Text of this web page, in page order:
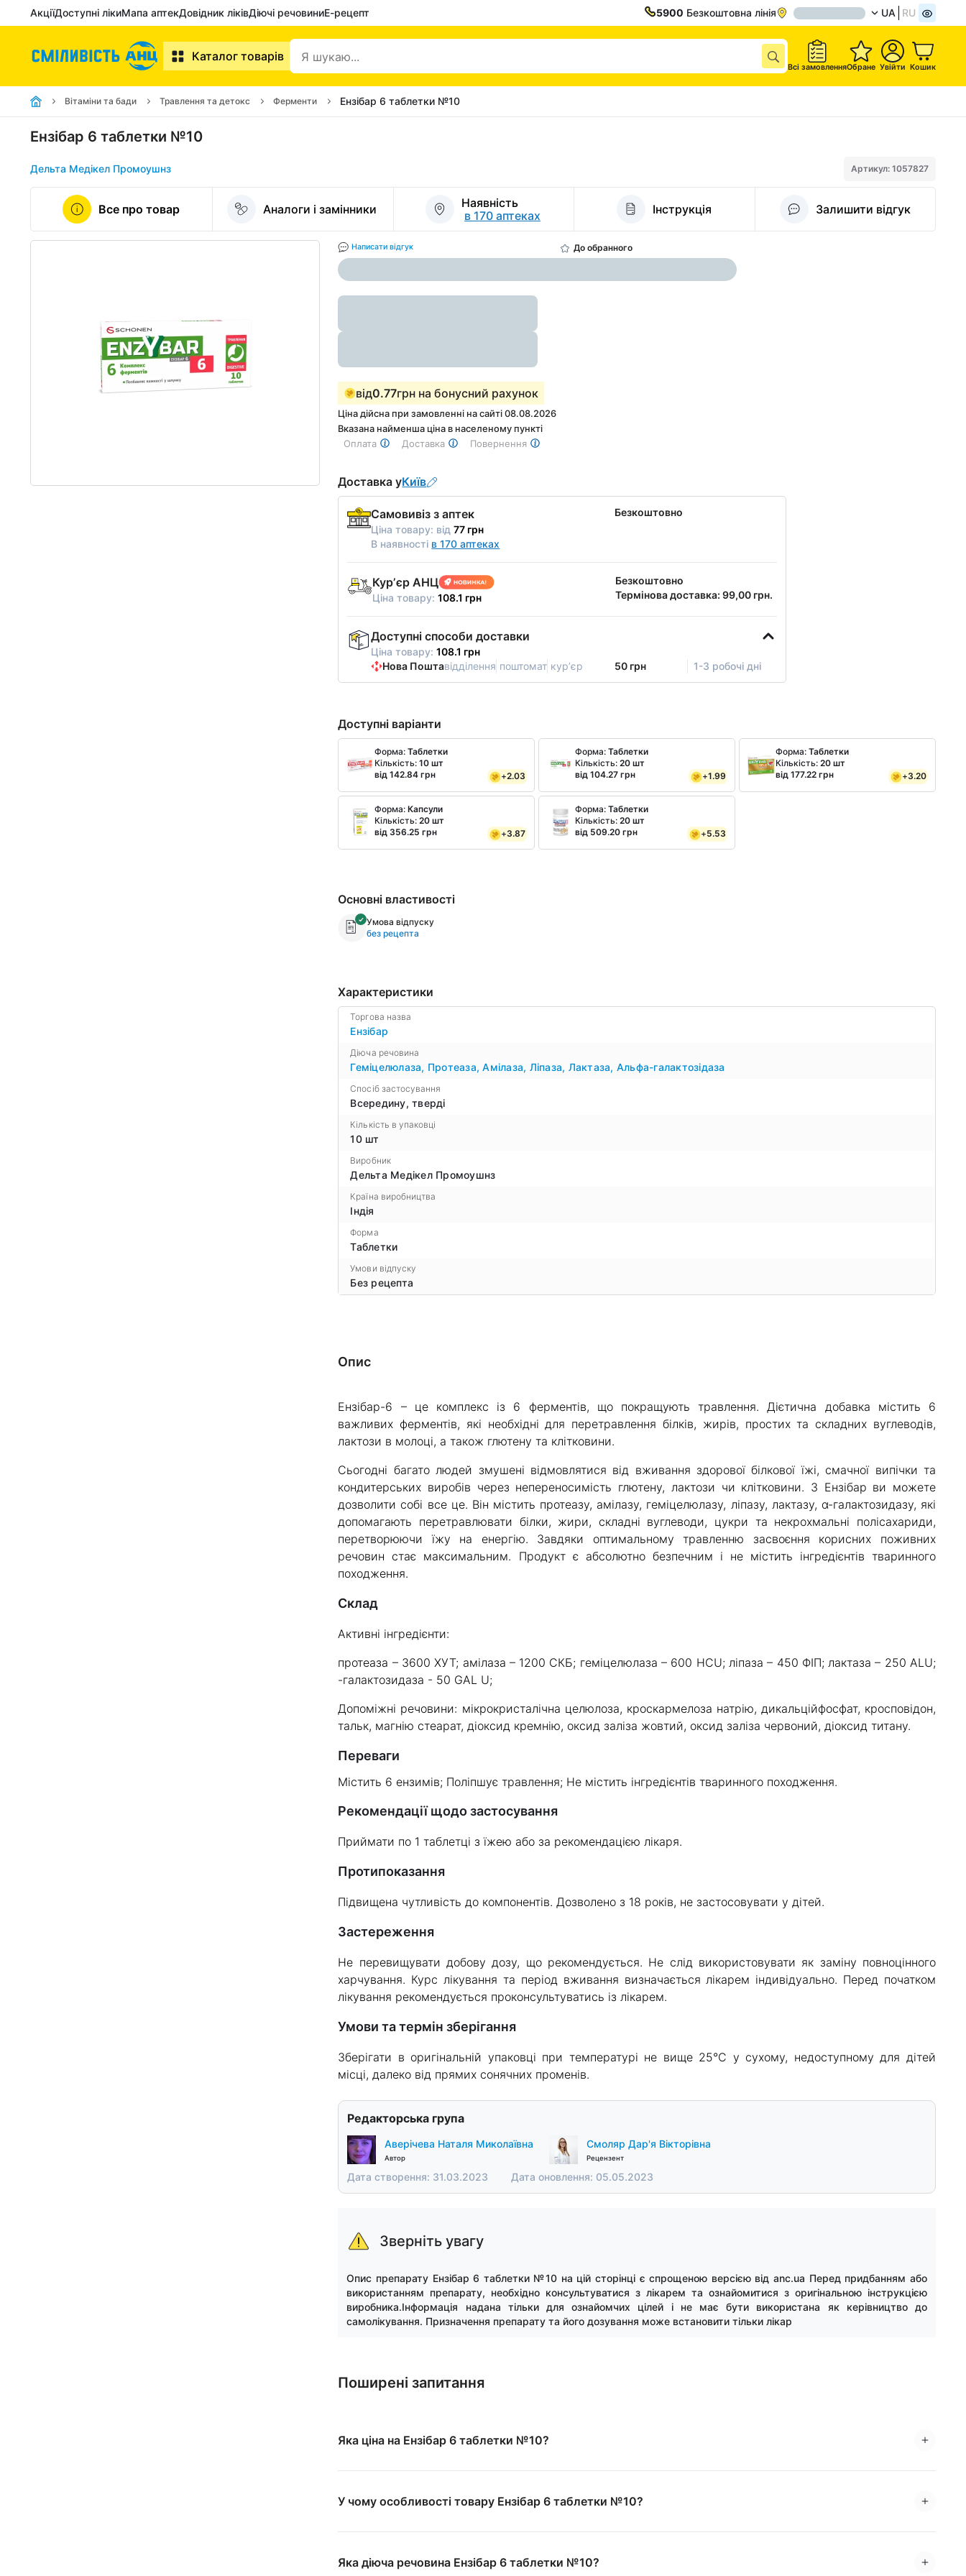
АкціїДоступні лікиМапа аптекДовідник ліківДіючі речовиниЕ-рецепт 5900 Безкоштовна лінія UA RU
Каталог товарів
Всі замовленняОбране Увійти Кошик
Вітаміни та бади Травлення та детокс Ферменти Ензібар 6 таблетки №10
Ензібар 6 таблетки №10
Дельта Медікел Промоушнз Артикул: 1057827
Все про товар Аналоги і замінники
Наявність
в 170 аптеках
Інструкція Залишити відгук
Написати відгук До обранного
від0.77грн на бонусний рахунок
Ціна дійсна при замовленні на сайті 08.08.2026
Вказана найменша ціна в населеному пункті
Оплата
Доставка Повернення
Доставка уКиїв
Самовивіз з аптек
Ціна товару: від 77 грн
В наявності в 170 аптеках
Безкоштовно
Курʼєр АНЦ
Ціна товару:108.1 грн
Безкоштовно
Термінова доставка: 99,00 грн.
Доступні способи доставки
Ціна товару:108.1 грн
Нова Поштавідділення поштомат курʼєр 50 грн 1-3 робочі дні
Доступні варіанти
Форма:Таблетки
Кількість:10 шт
від 142.84 грн
+2.03
Форма:Таблетки
Кількість:20 шт
від 104.27 грн
+1.99
Форма:Таблетки
Кількість:20 шт
від 177.22 грн
+3.20
Форма:Капсули
Кількість:20 шт
від 356.25 грн
+3.87
Форма:Таблетки
Кількість:20 шт
від 509.20 грн
+5.53
Основні властивості
Умова відпуску
без рецепта
Характеристики
Торгова назва
Ензібар
Діюча речовина
Геміцелюлаза, Протеаза,Амілаза, Ліпаза, Лактаза, Альфа-галактозідаза
Спосіб застосування
Всередину, тверді
Кількість в упаковці
10 шт
Виробник
Дельта Медікел Промоушнз
Країна виробництва
Індія
Форма
Таблетки
Умови відпуску
Без рецепта
Опис
Ензібар-6 – це комплекс із 6 ферментів, що покращують травлення. Дієтична добавка містить 6
важливих ферментів, які необхідні для перетравлення білків, жирів, простих та складних вуглеводів,
лактози в молоці, а також глютену та клітковини.
Сьогодні багато людей змушені відмовлятися від вживання здорової білкової їжі, смачної випічки та
кондитерських виробів через непереносимість глютену, лактози чи клітковини. З Ензібар ви можете
дозволити собі все це. Він містить протеазу, амілазу, геміцелюлазу, ліпазу, лактазу, α-галактозидазу, які
допомагають перетравлювати білки, жири, складні вуглеводи, цукри та некрохмальні полісахариди,
перетворюючи їжу на енергію. Завдяки оптимальному травленню засвоєння корисних поживних
речовин стає максимальним. Продукт є абсолютно безпечним і не містить інгредієнтів тваринного
походження.
склад
Активні інгредієнти:
протеаза – 3600 ХУТ; амілаза – 1200 СКБ; геміцелюлаза – 600 HCU; ліпаза – 450 ФІП; лактаза – 250 ALU;
-галактозидаза - 50 GAL U;
Допоміжні речовини: мікрокристалічна целюлоза, кроскармелоза натрію, дикальційфосфат, кросповідон,
тальк, магнію стеарат, діоксид кремнію, оксид заліза жовтий, оксид заліза червоний, діоксид титану.
Переваги
Містить 6 ензимів; Поліпшує травлення; Не містить інгредієнтів тваринного походження.
Рекомендації щодо застосування
Приймати по 1 таблетці з їжею або за рекомендацією лікаря.
Протипоказання
Підвищена чутливість до компонентів. Дозволено з 18 років, не застосовувати у дітей.
Застереження
Не перевищувати добову дозу, що рекомендується. Не слід використовувати як заміну повноцінного
харчування. Курс лікування та період вживання визначається лікарем індивідуально. Перед початком
лікування рекомендується проконсультуватись із лікарем.
Умови та термін зберігання
Зберігати в оригінальній упаковці при температурі не вище 25°C у сухому, недоступному для дітей
місці, далеко від прямих сонячних променів.
Редакторська група
Аверічева Наталя Миколаївна
Автор
Смоляр Дар'я Вікторівна
Рецензент
Дата створення: 31.03.2023 Дата оновлення: 05.05.2023
Зверніть увагу
Опис препарату Ензібар 6 таблетки №10 на цій сторінці є спрощеною версією від anc.ua Перед придбанням або
використанням препарату, необхідно консультуватися з лікарем та ознайомитися з оригінальною інструкцією
виробника.Інформація надана тільки для ознайомчих цілей і не має бути використана як керівництво до
самолікування. Призначення препарату та його дозування може встановити тільки лікар
Поширені запитання
Яка ціна на Ензібар 6 таблетки №10?
У чому особливості товару Ензібар 6 таблетки №10?
Яка діюча речовина Ензібар 6 таблетки №10?